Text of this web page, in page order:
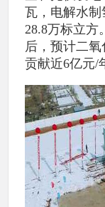
瓦，电解水
28.8万标立方
后，预计二
贡献近6亿元/